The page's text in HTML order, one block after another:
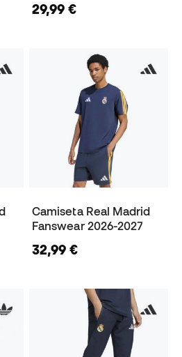
29,99 €
Camiseta Real Madrid
Fanswear 2026-2027
32,99 €